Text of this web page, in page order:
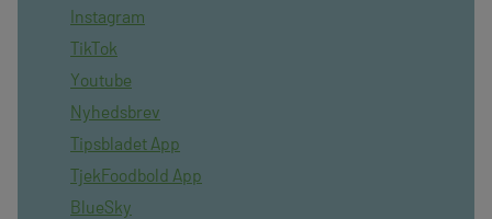
Instagram
TikTok
Youtube
Nyhedsbrev
Tipsbladet App
TjekFoodbold App
BlueSky